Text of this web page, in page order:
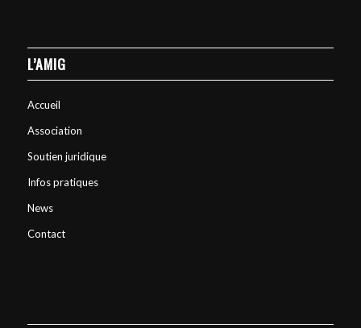
L’AMIG
Accueil
Association
Soutien juridique
Infos pratiques
News
Contact